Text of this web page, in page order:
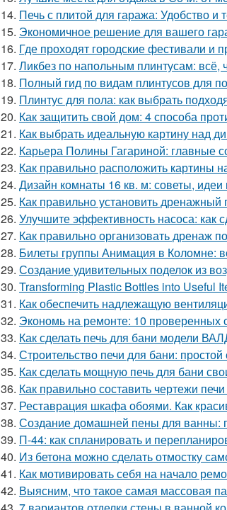
14. Печь с плитой для гаража: Удобство
15. Экономичное решение для вашего
16. Где проходят городские фестивали и
17. Ликбез по напольным плинтусам:
18. Полный гид по видам плинтусов для
19. Плинтус для пола: как выбрать
20. Как защитить свой дом: 4 способа
21. Как выбрать идеальную картину над
22. Карьера Полины Гагариной: главные
23. Как правильно расположить картины
24. Дизайн комнаты 16 кв. м: советы,
25. Как правильно установить дренажный
26. Улучшите эффективность насоса: как
27. Как правильно организовать дренаж
28. Билеты группы Анимация в Коломне:
29. Создание удивительных поделок из
30. Transforming Plastic Bottles into Useful
31. Как обеспечить надлежащую
32. Экономь на ремонте: 10 проверенных
33. Как сделать печь для бани модели
34. Строительство печи для бани:
35. Как сделать мощную печь для бани
36. Как правильно составить чертежи
37. Реставрация шкафа обоями. Как
38. Создание домашней пены для ванны:
39. П-44: как спланировать и
40. Из бетона можно сделать отмостку
41. Как мотивировать себя на начало
42. Выясним, что такое самая массовая